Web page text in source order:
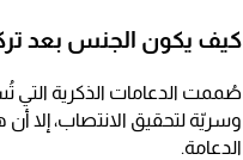
كيف يكون الجنس بعد
صُممت الدعامات الذكرية
وسريّة لتحقيق الانتصاب، إلا
الدعامة.